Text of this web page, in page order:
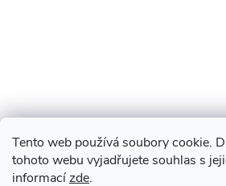
Tento web používá soubory cookie.
tohoto webu vyjadřujete souhlas s
informacízde.